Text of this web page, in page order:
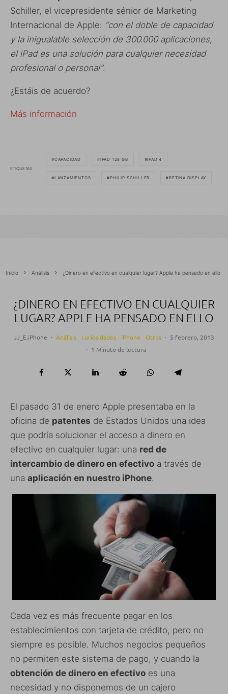
Schiller, el vicepresidente sénior de Marketing
Internacional de Apple: “con el doble de capacidad
y la inigualable selección de 300.000 aplicaciones,
el iPad es una solución para cualquier necesidad
profesional o personal”.
¿Estáis de acuerdo?
Más información
ETIQUETAS
CAPACIDAD IPAD 128 GB IPAD 4
LANZAMIENTOS PHILIP SCHILLER RETINA DISPLAY
Inicio Análisis ¿Dinero en efectivo en cualquier lugar? Apple ha pensado en ello
¿DINERO EN EFECTIVO EN CUALQUIER
LUGAR? APPLE HA PENSADO EN ELLO
JJ_E.iPhone · Análisis curiosidades iPhone Otros · 5 febrero, 2013
· 1 Minuto de lectura
El pasado 31 de enero Apple presentaba en la
oficina de patentes de Estados Unidos una idea
que podría solucionar el acceso a dinero en
efectivo en cualquier lugar: una red de
intercambio de dinero en efectivo a través de
una aplicación en nuestro iPhone.
Cada vez es más frecuente pagar en los
establecimientos con tarjeta de crédito, pero no
siempre es posible. Muchos negocios pequeños
no permiten este sistema de pago, y cuando la
obtención de dinero en efectivo es una
necesidad y no disponemos de un cajero